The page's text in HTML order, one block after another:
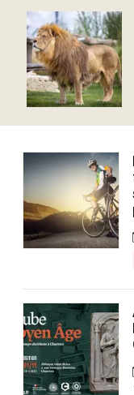
Foires & salons
Spectacles
Concerts
Soirées
Sorties famille
Sorties & loisirs
Aujourd'hui en
Aujourd'hui
Montpellier
Nantes
Nice
Strasbourg
Toulouse
Toutes les villes